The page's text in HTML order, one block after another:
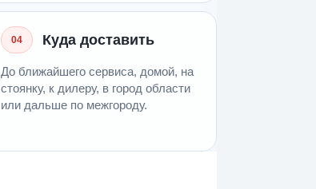
04 Куда доставить
До ближайшего сервиса, домой, на
стоянку, к дилеру, в город области
или дальше по межгороду.